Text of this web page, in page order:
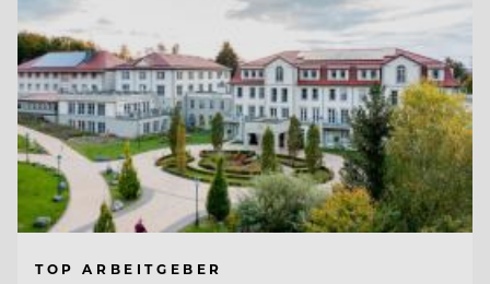
TOP ARBEITGEBER